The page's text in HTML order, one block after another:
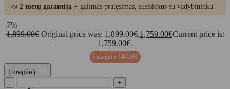
📣 2 metų garantija + galimas pratęsimas, susisiekus su vadybininku.
-7%
1,899.00€ Original price was: 1,899.00€.1,759.00€Current price is:
1,759.00€.
Sutaupote 140.00€
Į krepšelį
-
+